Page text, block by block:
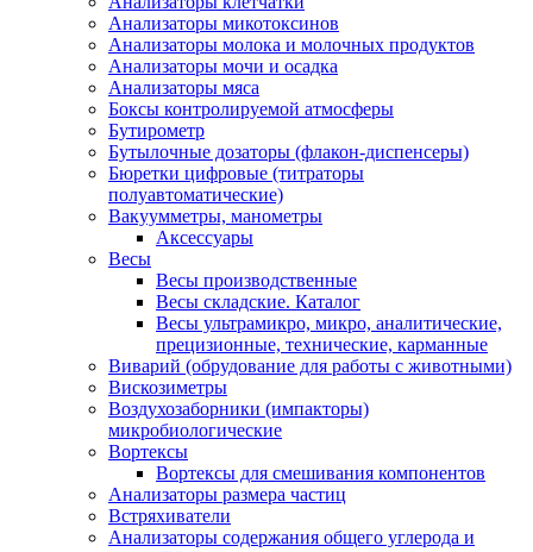
Анализаторы микотоксинов
Анализаторы молока и молочных продуктов
Анализаторы мочи и осадка
Анализаторы мяса
Боксы контролируемой атмосферы
Бутирометр
Бутылочные дозаторы (флакон-диспенсеры)
Бюретки цифровые (титраторы
полуавтоматические)
Вакуумметры, манометры
Аксессуары
Весы
Весы производственные
Весы складские. Каталог
Весы ультрамикро, микро, аналитические,
прецизионные, технические, карманные
Виварий (обрудование для работы с животными)
Вискозиметры
Воздухозаборники (импакторы)
микробиологические
Вортексы
Вортексы для смешивания компонентов
Анализаторы размера частиц
Встряхиватели
Анализаторы содержания общего углерода и